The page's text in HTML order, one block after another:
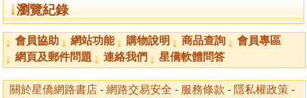
瀏覽紀錄
會員協助 網站功能 購物說明 商品查詢
會員專區
網頁及郵件問題
連絡我們 星僑軟體問答
關於星僑網路書店 - 網路交易安全 - 服務條款 - 隱私權政策 -